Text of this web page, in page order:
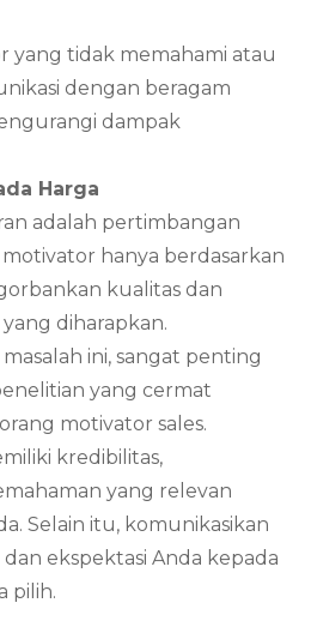
yang tidak memahami atau
dengan beragam
dampak
Harga
adalah pertimbangan
hanya berdasarkan
kualitas dan
diharapkan.
ini, sangat penting
yang cermat
motivator sales.
kredibilitas,
yang relevan
Selain itu, komunikasikan
ekspektasi Anda kepada
pilih.